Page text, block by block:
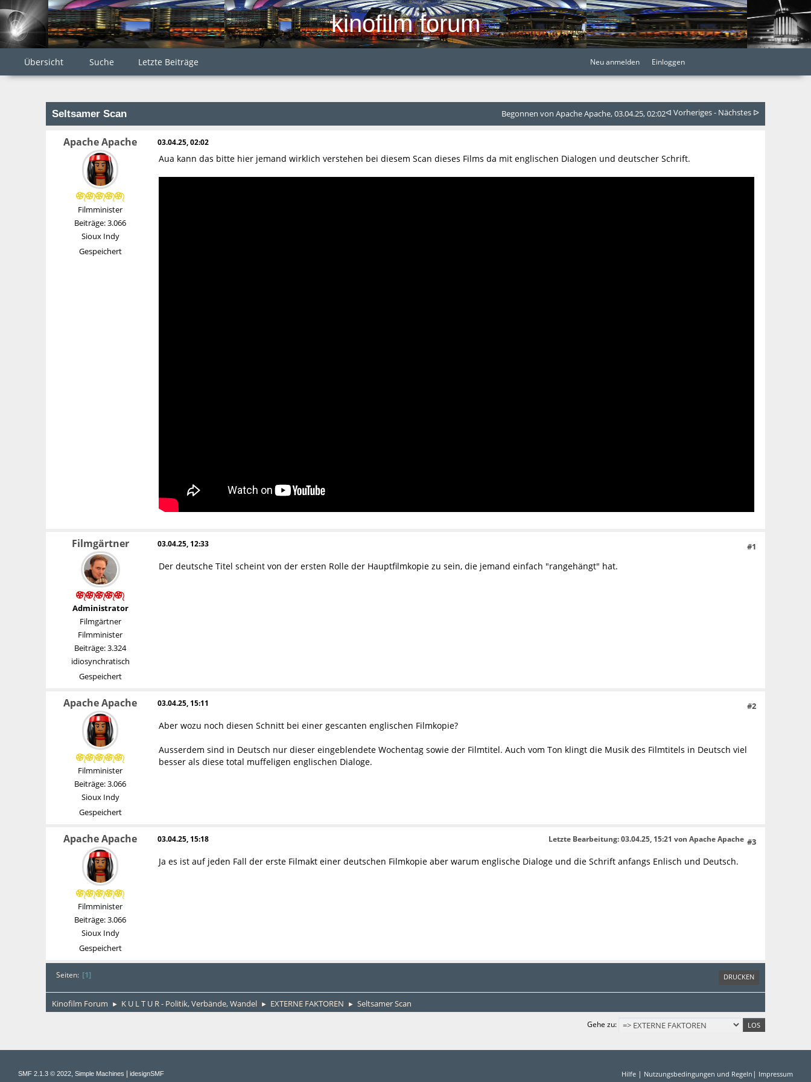
kinofilm forum
Übersicht Suche Letzte Beiträge Neu anmelden Einloggen
Seltsamer Scan Begonnen von Apache Apache, 03.04.25, 02:02ᐊ Vorheriges- Nächstes ᐅ
Apache Apache
Filmminister
Beiträge: 3.066
Sioux Indy
Gespeichert
03.04.25, 02:02
Aua kann das bitte hier jemand wirklich verstehen bei diesem Scan dieses Films da mit englischen Dialogen und deutscher Schrift.
Filmgärtner
Administrator
Filmgärtner
Filmminister
Beiträge: 3.324
idiosynchratisch
Gespeichert
03.04.25, 12:33 #1
Der deutsche Titel scheint von der ersten Rolle der Hauptfilmkopie zu sein, die jemand einfach "rangehängt" hat.
Apache Apache
Filmminister
Beiträge: 3.066
Sioux Indy
Gespeichert
03.04.25, 15:11 #2
Aber wozu noch diesen Schnitt bei einer gescanten englischen Filmkopie?
Ausserdem sind in Deutsch nur dieser eingeblendete Wochentag sowie der Filmtitel. Auch vom Ton klingt die Musik des Filmtitels in Deutsch viel
besser als diese total muffeligen englischen Dialoge.
Apache Apache
Filmminister
Beiträge: 3.066
Sioux Indy
Gespeichert
03.04.25, 15:18 #3
Letzte Bearbeitung: 03.04.25, 15:21 von Apache Apache
Ja es ist auf jeden Fall der erste Filmakt einer deutschen Filmkopie aber warum englische Dialoge und die Schrift anfangs Enlisch und Deutsch.
DRUCKEN
Seiten 1
Kinofilm Forum ► K U L T U R - Politik, Verbände, Wandel ► EXTERNE FAKTOREN ► Seltsamer Scan
Gehe zu
Hilfe | Nutzungsbedingungen und Regeln | Impressum
SMF 2.1.3 © 2022, Simple Machines idesignSMF